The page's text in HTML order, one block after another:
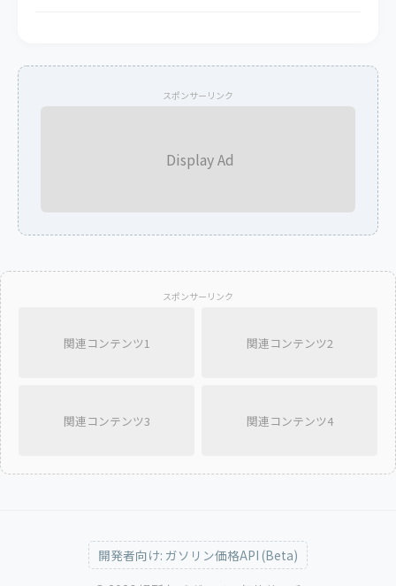
スポンサーリンク
Display Ad
スポンサーリンク
関連コンテンツ1 関連コンテンツ2
関連コンテンツ3 関連コンテンツ4
開発者向け: ガソリン価格API (Beta)